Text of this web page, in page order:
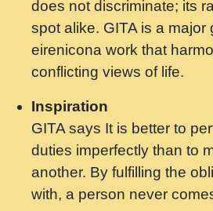
मन अशांत मंत्र जाप - गीता
Gyananand Ji Maharaj.mp3
मन बध लय परम वल कगन
Saawariya.mp3
मर गनय न अपरध लडडल शर
ravinandan shastri ji
मेरे मन हरी का ध्यान लगा -
Rishikesh - Swami
does not discriminate; its
spot alike. GITA is a major
eirenicona work that
conflicting views of life.
Inspiration
GITA says It is better to
duties imperfectly than to
another. By fulfilling the
with, a person never